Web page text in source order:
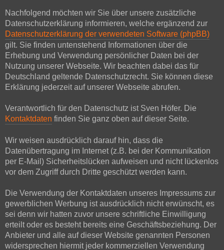
Nachfolgend möchten wir Sie über unsere zusätzliche
Datenschutzerklärung informieren, welche ergänzend zur
Datenschutzerklärung der verwendeten Software (phpBB)
gilt. Sie finden untenstehend Informationen über die
Erhebung und Verwendung persönlicher Daten bei der
Nutzung unserer Webseite. Wir beachten dabei das für
Deutschland geltende Datenschutzrecht. Sie können diese
Erklärung jederzeit auf unserer Webseite abrufen.
Verantwortlich für den Datenschutz ist Sven Höfer. Die
Kontaktdaten finden Sie ganz oben auf dieser Seite.
Wir weisen ausdrücklich darauf hin, dass die
Datenübertragung im Internet (z.B. bei der Kommunikation
per E-Mail) Sicherheitslücken aufweisen und nicht lückenlos
vor dem Zugriff durch Dritte geschützt werden kann.
Die Verwendung der Kontaktdaten unseres Impressums zur
gewerblichen Werbung ist ausdrücklich nicht erwünscht, es
sei denn wir hatten zuvor unsere schriftliche Einwilligung
erteilt oder es besteht bereits eine Geschäftsbeziehung. Der
Anbieter und alle auf dieser Website genannten Personen
widersprechen hiermit jeder kommerziellen Verwendung